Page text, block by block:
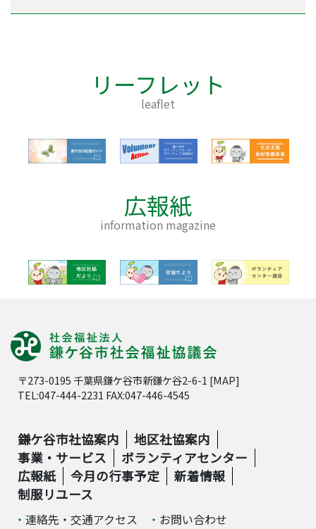
リーフレット
leaflet
広報紙
information magazine
〒273-0195 千葉県鎌ケ谷市新鎌ケ谷2-6-1 [MAP]
TEL:047-444-2231 FAX:047-446-4545
鎌ケ谷市社協案内
地区社協案内
事業・サービス
ボランティアセンター
広報紙
今月の行事予定
新着情報
制服リユース
連絡先・交通アクセス お問い合わせ